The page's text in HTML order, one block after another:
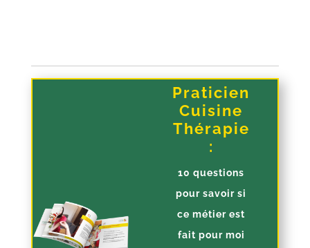
Praticien
Cuisine
Thérapie
:
10 questions
pour savoir si
ce métier est
fait pour moi